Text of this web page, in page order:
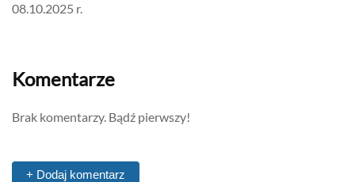
08.10.2025 r.
Komentarze
Brak komentarzy. Bądź pierwszy!
+ Dodaj komentarz